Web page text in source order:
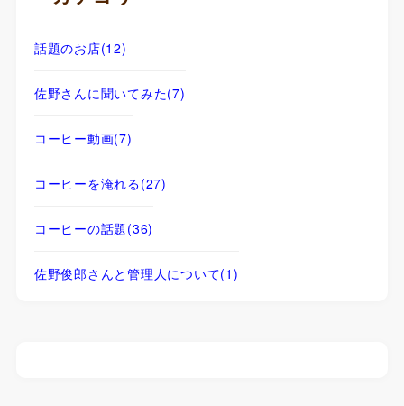
話題のお店(12)
佐野さんに聞いてみた(7)
コーヒー動画(7)
コーヒーを淹れる(27)
コーヒーの話題(36)
佐野俊郎さんと管理人について(1)